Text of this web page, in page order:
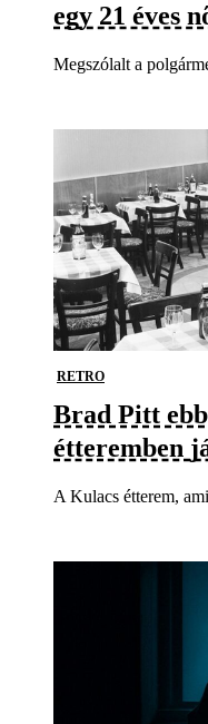
egy 21 éves
Megszólalt a
RETRO
Brad Pitt
étteremben
A Kulacs étterem,